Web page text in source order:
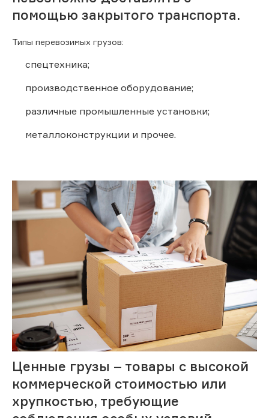
помощью закрытого транспорта.
Типы перевозимых грузов:
спецтехника;
производственное оборудование;
различные промышленные установки;
металлоконструкции и прочее.
Ценные грузы – товары с высокой
коммерческой стоимостью или
хрупкостью, требующие